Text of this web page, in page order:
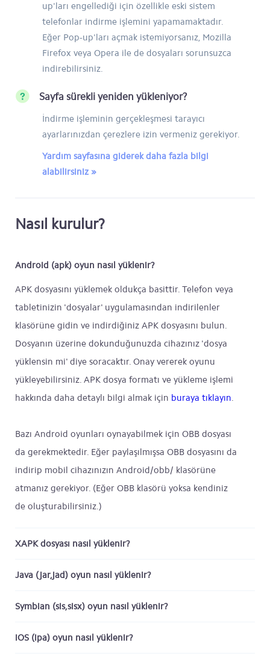
up'ları engellediği için özellikle eski sistem
telefonlar indirme işlemini yapamamaktadır.
Eğer Pop-up'ları açmak istemiyorsanız, Mozilla
Firefox veya Opera ile de dosyaları sorunsuzca
indirebilirsiniz.
Sayfa sürekli yeniden yükleniyor?
İndirme işleminin gerçekleşmesi tarayıcı
ayarlarınızdan çerezlere izin vermeniz gerekiyor.
Yardım sayfasına giderek daha fazla bilgi
alabilirsiniz »
Nasıl kurulur?
Android (apk) oyun nasıl yüklenir?
APK dosyasını yüklemek oldukça basittir. Telefon veya
tabletinizin 'dosyalar' uygulamasından indirilenler
klasörüne gidin ve indirdiğiniz APK dosyasını bulun.
Dosyanın üzerine dokunduğunuzda cihazınız 'dosya
yüklensin mi' diye soracaktır. Onay vererek oyunu
yükleyebilirsiniz. APK dosya formatı ve yükleme işlemi
hakkında daha detaylı bilgi almak için buraya tıklayın.
Bazı Android oyunları oynayabilmek için OBB dosyası
da gerekmektedir. Eğer paylaşılmışsa OBB dosyasını da
indirip mobil cihazınızın Android/obb/ klasörüne
atmanız gerekiyor. (Eğer OBB klasörü yoksa kendiniz
de oluşturabilirsiniz.)
XAPK dosyası nasıl yüklenir?
Java (jar,jad) oyun nasıl yüklenir?
Symbian (sis,sisx) oyun nasıl yüklenir?
iOS (ipa) oyun nasıl yüklenir?